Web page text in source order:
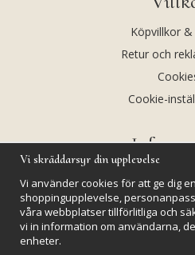
Köpvillkor &
Retur och
Cookie-
Vi skräddarsyr din upplevelse
Vi använder cookies för att ge dig
shoppingupplevelse,
våra webbplatser tillförlitliga och
vi in information om användarna,
enheter.